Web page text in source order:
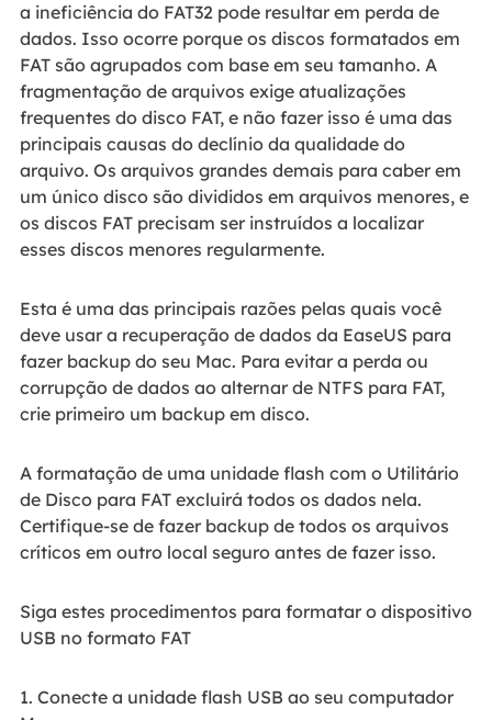
a ineficiência do FAT32 pode resultar em perda de
dados. Isso ocorre porque os discos formatados em
FAT são agrupados com base em seu tamanho. A
fragmentação de arquivos exige atualizações
frequentes do disco FAT, e não fazer isso é uma das
principais causas do declínio da qualidade do
arquivo. Os arquivos grandes demais para caber em
um único disco são divididos em arquivos menores, e
os discos FAT precisam ser instruídos a localizar
esses discos menores regularmente.
Esta é uma das principais razões pelas quais você
deve usar a recuperação de dados da EaseUS para
fazer backup do seu Mac. Para evitar a perda ou
corrupção de dados ao alternar de NTFS para FAT,
crie primeiro um backup em disco.
A formatação de uma unidade flash com o Utilitário
de Disco para FAT excluirá todos os dados nela.
Certifique-se de fazer backup de todos os arquivos
críticos em outro local seguro antes de fazer isso.
Siga estes procedimentos para formatar o dispositivo
USB no formato FAT
1. Conecte a unidade flash USB ao seu computador